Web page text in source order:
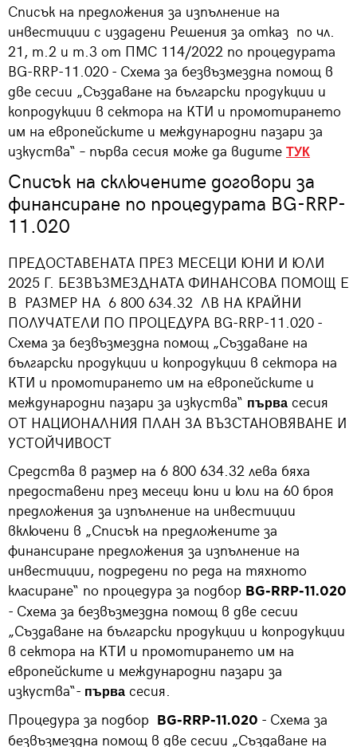
Списък на предложения за изпълнение на
инвестиции с издадени Решения за отказ по чл.
21, т.2 и т.3 от ПМС 114/2022 по процедурата
BG-RRP-11.020 - Схема за безвъзмездна помощ в
две сесии „Създаване на български продукции и
копродукции в сектора на КТИ и промотирането
им на европейските и международни пазари за
изкуства“ – първа сесия може да видите ТУК
Списък на сключените договори за
финансиране по процедурата BG-RRP-
11.020
ПРЕДОСТАВЕНАТА ПРЕЗ МЕСЕЦИ ЮНИ И ЮЛИ
2025 Г. БЕЗВЪЗМЕЗДНАТА ФИНАНСОВА ПОМОЩ Е
В РАЗМЕР НА 6 800 634.32 ЛВ НА КРАЙНИ
ПОЛУЧАТЕЛИ ПО ПРОЦЕДУРА BG-RRP-11.020 -
Схема за безвъзмездна помощ „Създаване на
български продукции и копродукции в сектора на
КТИ и промотирането им на европейските и
международни пазари за изкуства“ първа сесия
ОТ НАЦИОНАЛНИЯ ПЛАН ЗА ВЪЗСТАНОВЯВАНЕ И
УСТОЙЧИВОСТ
Средства в размер на 6 800 634.32 лева бяха
предоставени през месеци юни и юли на 60 броя
предложения за изпълнение на инвестиции
включени в „Списък на предложените за
финансиране предложения за изпълнение на
инвестиции, подредени по реда на тяхното
класиране“ по процедура за подбор BG-RRP-11.020
- Схема за безвъзмездна помощ в две сесии
„Създаване на български продукции и копродукции
в сектора на КТИ и промотирането им на
европейските и международни пазари за
изкуства“- първа сесия.
Процедура за подбор
BG-RRP-11.020 - Схема за
безвъзмездна помощ в две сесии „Създаване на